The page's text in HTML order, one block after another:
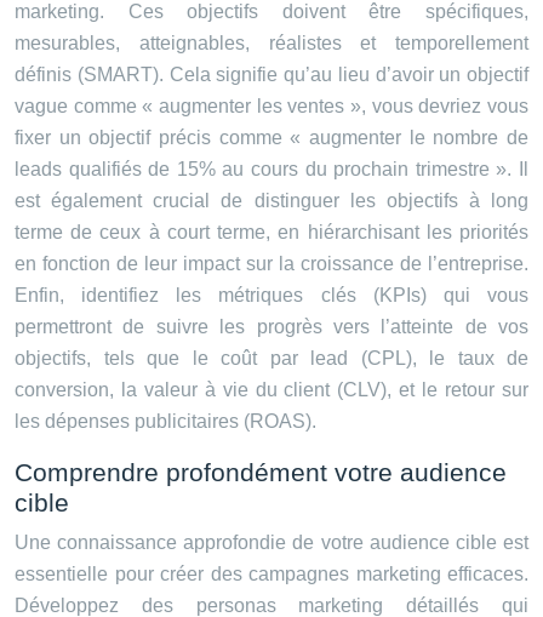
marketing. Ces objectifs doivent être spécifiques,
mesurables, atteignables, réalistes et temporellement
définis (SMART). Cela signifie qu’au lieu d’avoir un objectif
vague comme « augmenter les ventes », vous devriez vous
fixer un objectif précis comme « augmenter le nombre de
leads qualifiés de 15% au cours du prochain trimestre ». Il
est également crucial de distinguer les objectifs à long
terme de ceux à court terme, en hiérarchisant les priorités
en fonction de leur impact sur la croissance de l’entreprise.
Enfin, identifiez les métriques clés (KPIs) qui vous
permettront de suivre les progrès vers l’atteinte de vos
objectifs, tels que le coût par lead (CPL), le taux de
conversion, la valeur à vie du client (CLV), et le retour sur
les dépenses publicitaires (ROAS).
Comprendre profondément votre audience
cible
Une connaissance approfondie de votre audience cible est
essentielle pour créer des campagnes marketing efficaces.
Développez des personas marketing détaillés qui